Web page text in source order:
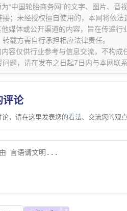
“中国轮胎商务网”的文字、图片、
；未经授权擅自使用的，本网将依法
媒体或公开渠道的内容，旨在传递
载方需自行承担相应法律责任。
容仅供行业参考与信息交流，不构
题，请在发布之日起7日内与本网联系
评论
，请在这里发表您的看法、交流您的观